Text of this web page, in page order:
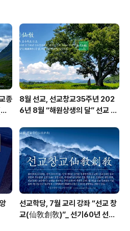
서 선교수행대중의
사결의 내용인 「선
를 반포하였습니다.
교 창교주 취정원사
1991년 선교창교
종
8월 선교, 선교창교35주년 202
6년 8월 “해원상생의 달” 선교 법
선교학당, 7월 교리 강좌 “선교 창
교(仙敎創敎)”_ 선기60년 선교